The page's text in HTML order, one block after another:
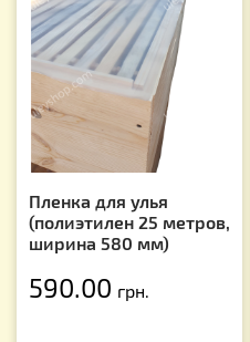
Пленка для улья
(полиэтилен 25 метров,
ширина 580 мм)
590.00 грн.